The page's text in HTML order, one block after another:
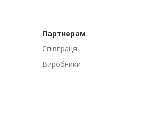
Партнерам
Співпраця
Виробники